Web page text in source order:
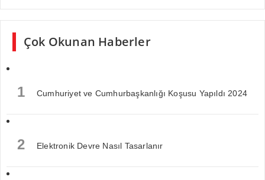
Çok Okunan Haberler
1 Cumhuriyet ve Cumhurbaşkanlığı Koşusu Yapıldı 2024
2 Elektronik Devre Nasıl Tasarlanır